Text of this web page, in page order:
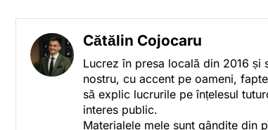
Cătălin Cojocaru
Lucrez în presa locală din 2016 și
nostru, cu accent pe oameni,
să explic lucrurile pe înțelesul
interes public.
Materialele mele sunt gândite din